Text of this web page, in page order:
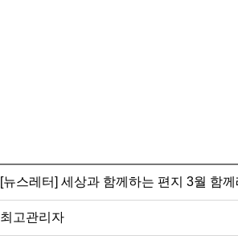
[뉴스레터] 세상과 함께하는 편지 3월 함께
최고관리자